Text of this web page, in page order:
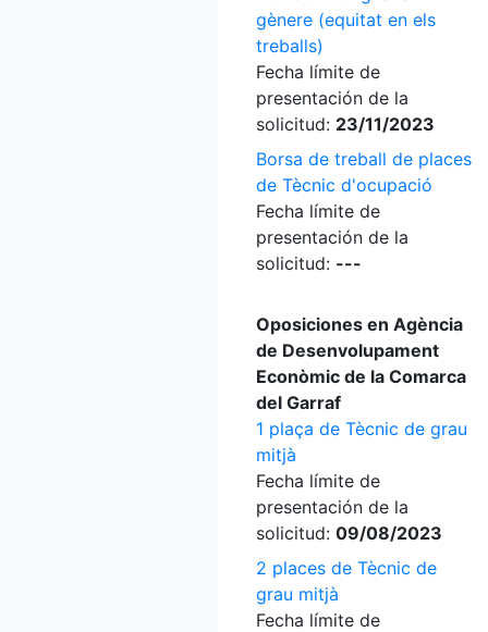
gènere (equitat en els
treballs)
Fecha límite de
presentación de la
solicitud: 23/11/2023
Borsa de treball de places
de Tècnic d'ocupació
Fecha límite de
presentación de la
solicitud: ---
Oposiciones en Agència
de Desenvolupament
Econòmic de la Comarca
del Garraf
1 plaça de Tècnic de grau
mitjà
Fecha límite de
presentación de la
solicitud: 09/08/2023
2 places de Tècnic de
grau mitjà
Fecha límite de